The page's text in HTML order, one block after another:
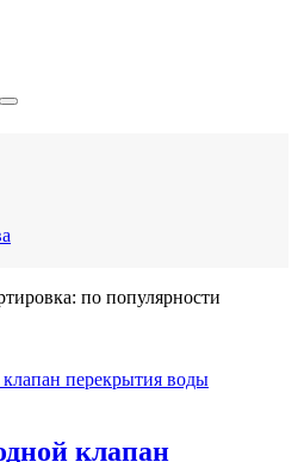
по популярности
клапан